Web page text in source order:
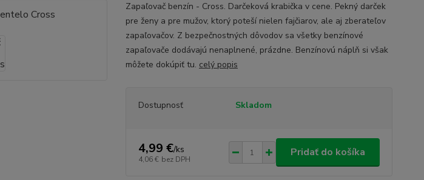
Zapaľovač benzín - Cross. Darčeková krabička v cene. Pekný darček
pre ženy a pre mužov, ktorý poteší nielen fajčiarov, ale aj zberateľov
zapaľovačov. Z bezpečnostných dôvodov sa všetky benzínové
zapaľovače dodávajú nenaplnené, prázdne. Benzínovú náplň si však
môžete dokúpiť tu. celý popis
Dostupnosť Skladom
4,99 €/ks
4,06 € bez DPH
Pridať do košíka